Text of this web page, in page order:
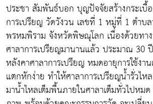
ประชา สัมพันธ์บอก บุญปัจจัยสร้างกระเบื้
การเปรียญ วัดวังวน เลขที่ 1 หมู่ที่ 1 ตำบ
พรหมพิราม จังหวัดพิษณุโลก เนื่องด้วยทาง
ศาลาการเปรียญมานานแล้ว ประมาณ 30
หลังคาศาลาการเปรียญ หมดอายุการใช้งา
แตกหักง่าย ทำให้ศาลาการเปรียญน้ำรั่วไห
มาน้ำไหลเต็มพื้นภายในศาลาเต็มทั่วไปหม